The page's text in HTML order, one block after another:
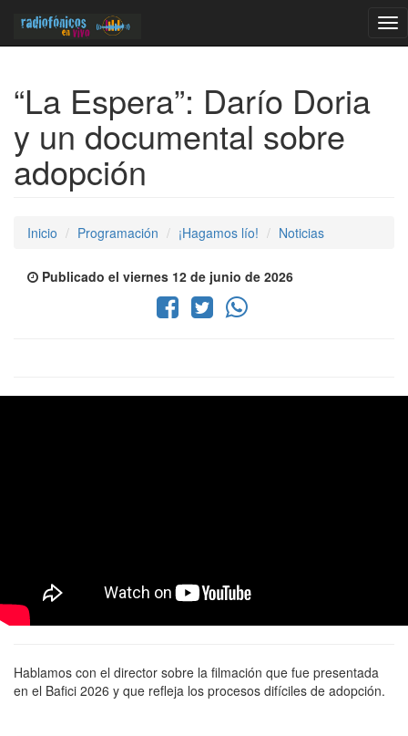
“La Espera”: Darío Doria
y un documental sobre
adopción
Inicio Programación ¡Hagamos lío! Noticias
Publicado el viernes 12 de junio de 2026
Hablamos con el director sobre la filmación que fue presentada
en el Bafici 2026 y que refleja los procesos difíciles de adopción.